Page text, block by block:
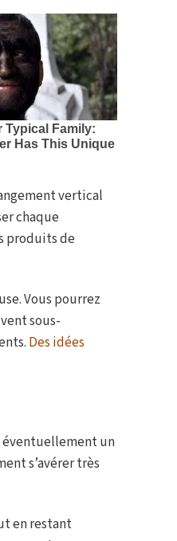
vertical
chaque
produits de
Vous pourrez
sous-
Des idées
éventuellement un
s’avérer très
en restant